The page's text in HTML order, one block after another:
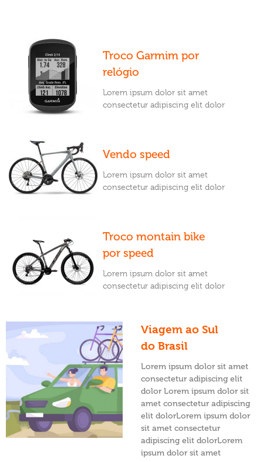
Troco Garmim por
relógio
Lorem ipsum dolor sit amet
consectetur adipiscing elit dolor
Vendo speed
Lorem ipsum dolor sit amet
consectetur adipiscing elit dolor
Troco montain bike
por speed
Lorem ipsum dolor sit amet
consectetur adipiscing elit dolor
Viagem ao Sul
do Brasil
Lorem ipsum dolor sit amet
consectetur adipiscing elit
dolor Lorem ipsum dolor sit
amet consectetur adipiscing
elit dolorLorem ipsum dolor
sit amet consectetur
adipiscing elit dolorLorem
ipsum dolor sit amet